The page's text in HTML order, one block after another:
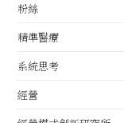
粉絲
精準醫療
系統思考
經營